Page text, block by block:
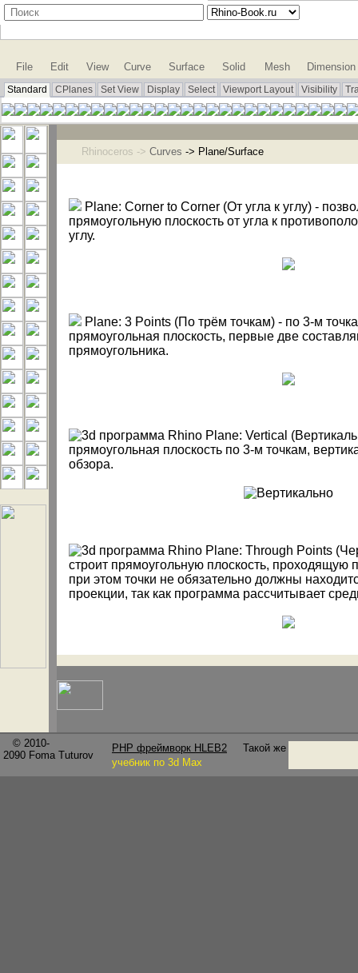
Standard CPlanes Set View Display Select Viewport Layout Visibility
File Edit View Curve Surface Solid Mesh Dimension
Rhinoceros -> Curves -> Plane/Surface
Plane: Corner to Corner (От угла к углу) -
прямоугольную плоскость от угла к
углу.
Plane: 3 Points (По трём точкам) - по 3-м
прямоугольная плоскость, первые две
прямоугольника.
Plane: Vertical
прямоугольная плоскость по 3-м точкам,
обзора.
Plane: Through Points
строит прямоугольную плоскость, проходящую
при этом точки не обязательно должны
проекции, так как программа рассчитывает
создается плоскость для выделенного объекта,
что прорезает его.
© 2010-
2090 Foma Tuturov
PHP фреймворк HLEB2
Такой же
учебник по 3d Max